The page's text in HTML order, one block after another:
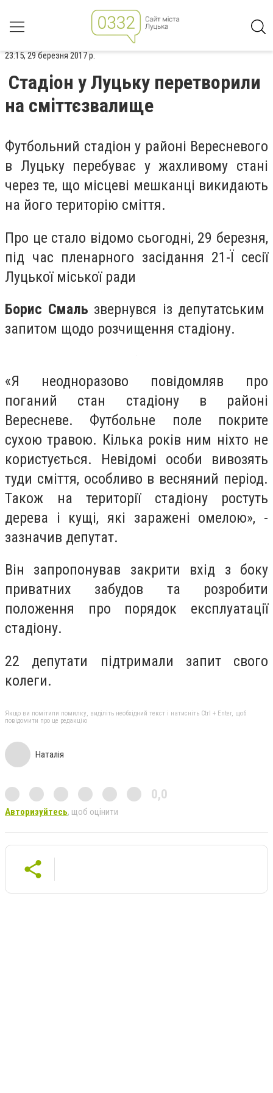
23:15, 29 березня 2017 р.
Стадіон у Луцьку перетворили
на сміттєзвалище
Футбольний стадіон у районі Вересневого
в Луцьку перебуває у жахливому стані
через те, що місцеві мешканці викидають
на його територію сміття.
Про це стало відомо сьогодні, 29 березня,
під час пленарного засідання 21-Ї сесії
Луцької міської ради
Борис Смаль звернувся із депутатським
запитом щодо розчищення стадіону.
«Я неодноразово повідомляв про
поганий стан стадіону в районі
Вересневе. Футбольне поле покрите
сухою травою. Кілька років ним ніхто не
користується. Невідомі особи вивозять
туди сміття, особливо в весняний період.
Також на території стадіону ростуть
дерева і кущі, які заражені омелою», -
зазначив депутат.
Він запропонував закрити вхід з боку
приватних забудов та розробити
положення про порядок експлуатації
стадіону.
22 депутати підтримали запит свого
колеги.
Якщо ви помітили помилку, виділіть необхідний текст і натисніть Ctrl + Enter, щоб
повідомити про це редакцію
Наталія
0,0
Авторизуйтесь, щоб оцінити